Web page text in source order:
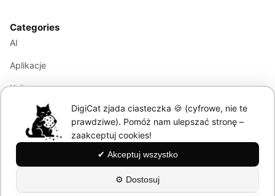
Categories
AI
Aplikacje
Kultura
Marketing
Modele językowe
About
DigiCat zjada ciasteczka 🍪 (cyfrowe, nie te
prawdziwe). Pomóż nam ulepszać stronę –
zaakceptuj cookies!
✔ Akceptuj wszystko
⚙ Dostosuj